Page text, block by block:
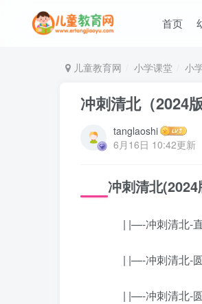
首页
儿童教育网 小学课堂 小
冲刺清北（2024
tanglaoshi
6月16日 10:42更新
冲刺清北(2024
| |—-冲刺清北-直
| |—-冲刺清北-圆
| |—-冲刺清北-圆